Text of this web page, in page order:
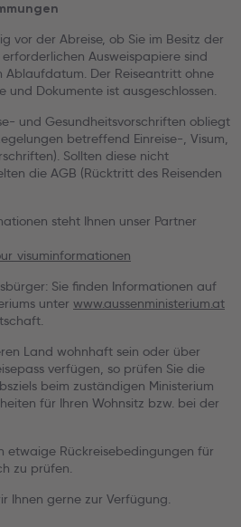
vor der Abreise, ob Sie im Besitz der
Ausweispapiere sind
Ablaufdatum. Der Reiseantritt ohne
Dokumente ist ausgeschlossen.
und Gesundheitsvorschriften obliegt
betreffend Einreise-, Visum,
Sollten diese nicht
die AGB (Rücktritt des Reisenden
steht Ihnen unser Partner
Sie finden Informationen auf
unter www.aussenministerium.at
Land wohnhaft sein oder über
verfügen, so prüfen Sie die
beim zuständigen Ministerium
für Ihren Wohnsitz bzw. bei der
etwaige Rückreisebedingungen für
zu prüfen.
Ihnen gerne zur Verfügung.